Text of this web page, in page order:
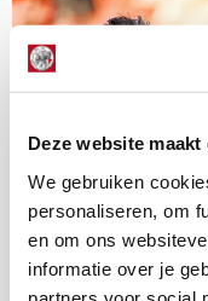
Deze website
We gebruiken
personaliseren, om
en om ons
informatie over je